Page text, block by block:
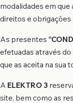
modalidades em que
direitos e obrigações
As presentes
efetuadas através
que as aceita na sua
A ELEKTRO 3
site, bem como as